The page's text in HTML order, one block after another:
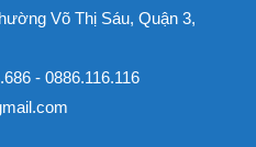
Võ Thị Sáu, Quận 3,
- 0886.116.116